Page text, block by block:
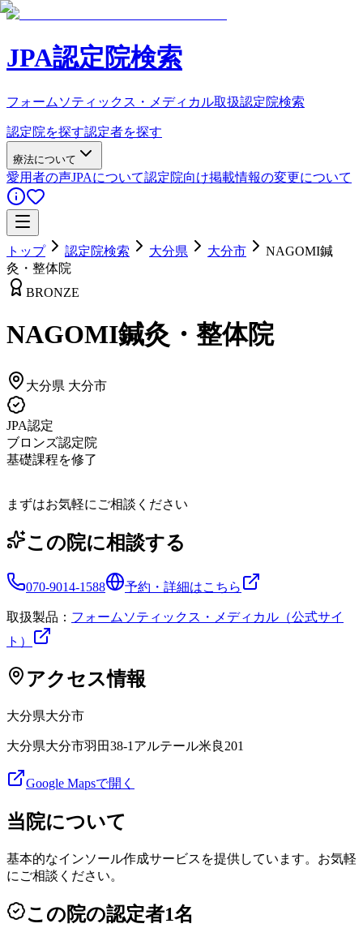
JPA認定院検索
フォームソティックス・メディカル取扱認定院検索
認定院を探す認定者を探す
療法について
愛用者の声JPAについて認定院向け掲載情報の変更について
トップ 認定院検索 大分県 大分市
NAGOMI鍼
灸・整体院
BRONZE
NAGOMI鍼灸・整体院
大分県 大分市
JPA認定
ブロンズ認定院
基礎課程を修了
まずはお気軽にご相談ください
この院に相談する
070-9014-1588 予約・詳細はこちら
取扱製品： フォームソティックス・メディカル（公式サイ
ト）
アクセス情報
大分県大分市
大分県大分市羽田38-1アルテール米良201
Google Mapsで開く
当院について
基本的なインソール作成サービスを提供しています。お気軽
にご相談ください。
この院の認定者1名